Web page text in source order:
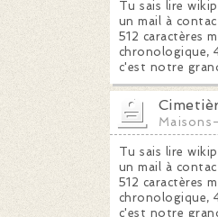
Tu sais lire
un mail à
512 caractères
chronologique,
c'est notre
Tu sais lire
un mail à
512 caractères
chronologique,
c'est notre